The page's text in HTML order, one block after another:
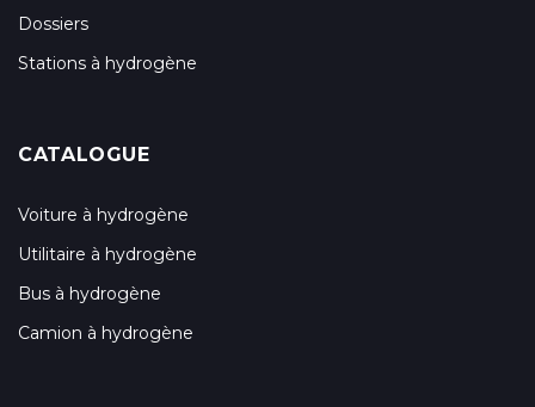
Dossiers
Stations à hydrogène
CATALOGUE
Voiture à hydrogène
Utilitaire à hydrogène
Bus à hydrogène
Camion à hydrogène